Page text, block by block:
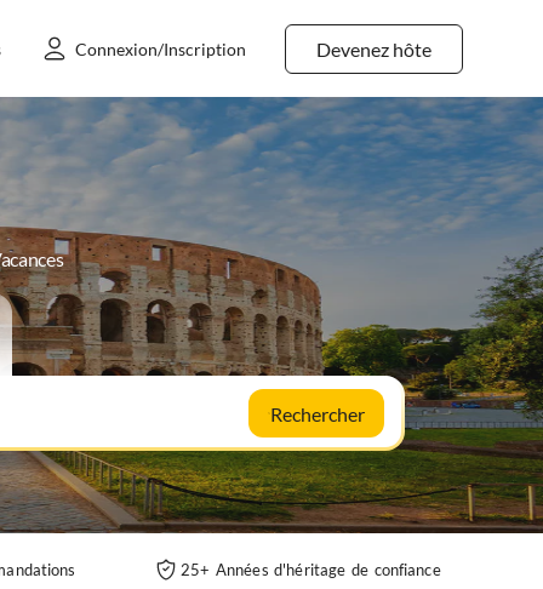
Devenez hôte
Connexion/Inscription
Rechercher
25+ Années d'héritage de confiance